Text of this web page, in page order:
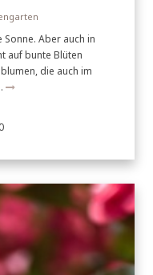
Aber auch in
auf bunte Blüten
die auch im